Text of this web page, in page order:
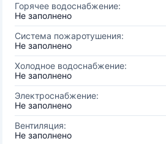
Горячее водоснабжение:
Не заполнено
Система пожаротушения:
Не заполнено
Холодное водоснабжение:
Не заполнено
Электроснабжение:
Не заполнено
Вентиляция:
Не заполнено